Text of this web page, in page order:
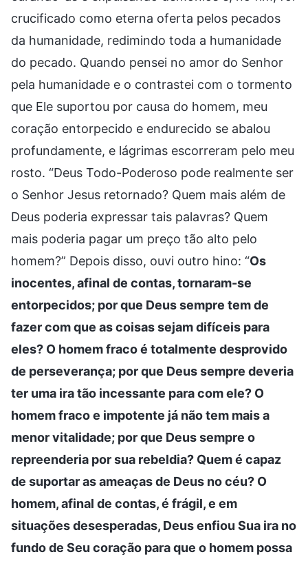
crucificado como eterna oferta pelos pecados
da humanidade, redimindo toda a humanidade
do pecado. Quando pensei no amor do Senhor
pela humanidade e o contrastei com o tormento
que Ele suportou por causa do homem, meu
coração entorpecido e endurecido se abalou
profundamente, e lágrimas escorreram pelo meu
rosto. “Deus Todo-Poderoso pode realmente ser
o Senhor Jesus retornado? Quem mais além de
Deus poderia expressar tais palavras? Quem
mais poderia pagar um preço tão alto pelo
homem?” Depois disso, ouvi outro hino: “Os
inocentes, afinal de contas, tornaram-se
entorpecidos; por que Deus sempre tem de
fazer com que as coisas sejam difíceis para
eles? O homem fraco é totalmente desprovido
de perseverança; por que Deus sempre deveria
ter uma ira tão incessante para com ele? O
homem fraco e impotente já não tem mais a
menor vitalidade; por que Deus sempre o
repreenderia por sua rebeldia? Quem é capaz
de suportar as ameaças de Deus no céu? O
homem, afinal de contas, é frágil, e em
situações desesperadas, Deus enfiou Sua ira no
fundo de Seu coração para que o homem possa